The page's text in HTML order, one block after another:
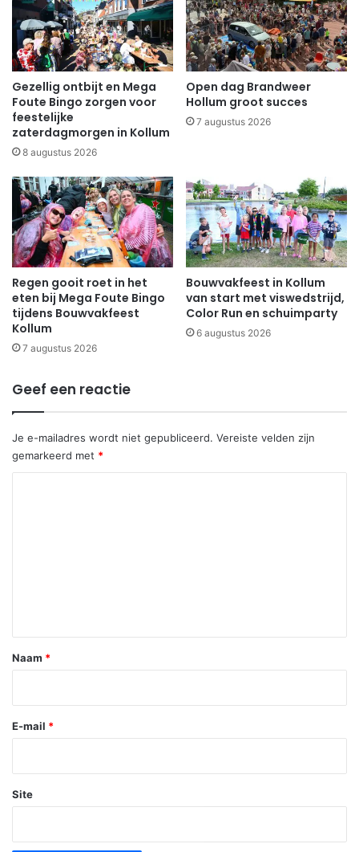
Gezellig ontbijt en Mega
Foute Bingo zorgen voor
feestelijke
zaterdagmorgen in Kollum
8 augustus 2026
Open dag Brandweer
Hollum groot succes
7 augustus 2026
Regen gooit roet in het
eten bij Mega Foute Bingo
tijdens Bouwvakfeest
Kollum
7 augustus 2026
Bouwvakfeest in Kollum
van start met viswedstrijd,
Color Run en schuimparty
6 augustus 2026
Geef een reactie
Je e-mailadres wordt niet gepubliceerd. Vereiste velden zijn
gemarkeerd met *
*
Naam *
E-mail *
Site